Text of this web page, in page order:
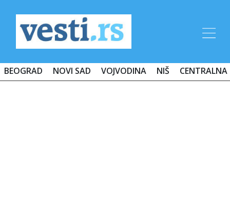
BEOGRAD NOVI SAD VOJVODINA NIŠ CENTRALNA